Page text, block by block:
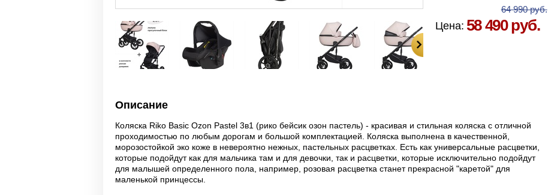
Есть в наличии в Москве
Цена: 58 490 руб.
64 990 руб.
Описание
Коляска Riko Basic Ozon Pastel 3в1 (рико бейсик озон пастель) - красивая и стильная коляска с отличной
проходимостью по любым дорогам и большой комплектацией. Коляска выполнена в качественной,
морозостойкой эко коже в невероятно нежных, пастельных расцветках. Есть как универсальные расцветки,
которые подойдут как для мальчика там и для девочки, так и расцветки, которые исключительно подойдут
для малышей определенного пола, например, розовая расцветка станет прекрасной "каретой" для
маленькой принцессы.